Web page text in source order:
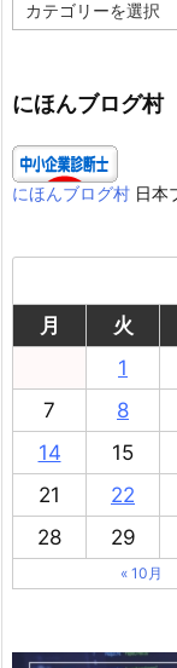
テ
ー
にほんブログ村
にほんブログ村 日本
月
火
1
7
8
14
15
21
22
28
29
« 10月